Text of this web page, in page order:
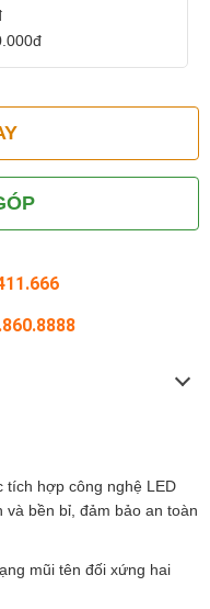
hợp công nghệ LED
và bền bỉ, đảm bảo an toàn
mũi tên đối xứng hai